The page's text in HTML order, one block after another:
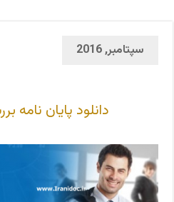
سپتامبر, 2016
دانلود پایان نامه